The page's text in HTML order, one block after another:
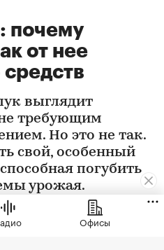
почему
от нее
средств
выглядит
требующим
Но это не так.
свой, особенный
погубить
урожая.
Офисы